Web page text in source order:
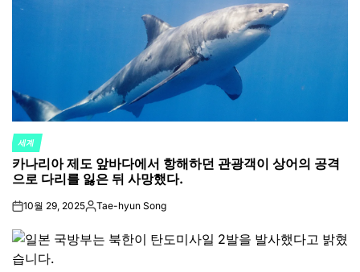
POSTED
IN
세계
카나리아 제도 앞바다에서 항해하던 관광객이 상어의 공격
으로 다리를 잃은 뒤 사망했다.
on10월 29, 2025Posted
Tae-hyun Song